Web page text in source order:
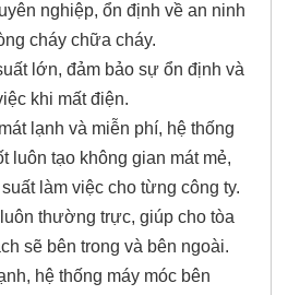
nghiệp, ổn định về an ninh
cháy chữa cháy.
lớn, đảm bảo sự ổn định và
khi mất điện.
lạnh và miễn phí, hệ thống
luôn tạo không gian mát mẻ,
làm việc cho từng công ty.
thường trực, giúp cho tòa
sẽ bên trong và bên ngoài.
hệ thống máy móc bên